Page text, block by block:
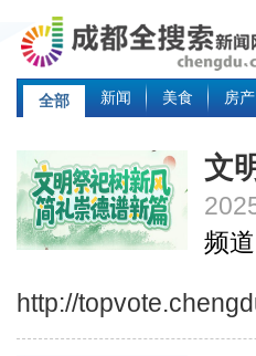
全部 新闻 美食 房产
文
频
http://